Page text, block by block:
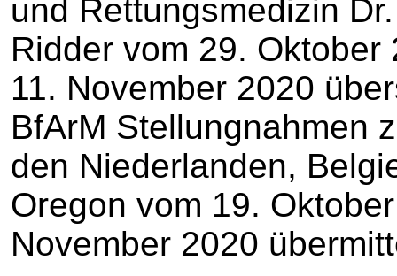
und Rettungsmedizin
Ridder vom 29. Oktober
11. November 2020
BfArM Stellungnahmen
den Niederlanden,
Oregon vom 19.
November 2020